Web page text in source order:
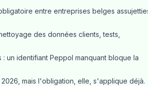
entre entreprises belges
des données clients, tests,
un identifiant Peppol manquant bloque la
mais l'obligation, elle, s'applique déjà.